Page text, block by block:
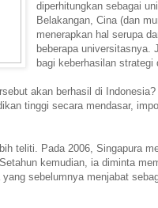
diperhitungkan sebagai
Belakangan, Cina (dan
menerapkan hal serupa
beberapa universitasnya.
bagi keberhasilan strategi
akan berhasil di
tinggi secara mendasar,
teliti. Pada 2006, Singapura
kemudian, ia diminta
sebelumnya menjabat